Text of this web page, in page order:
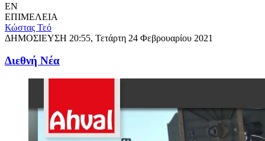
EN
ΕΠΙΜΕΛΕΙΑ
Κώστας Τεό
ΔΗΜΟΣΙΕΥΣΗ 20:55, Τετάρτη 24 Φεβρουαρίου 2021
Διεθνή Νέα